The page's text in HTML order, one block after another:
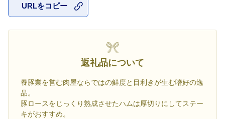
URLをコピー
返礼品について
養豚業を営む肉屋ならではの鮮度と目利きが生む嗜好の逸
品。
豚ロースをじっくり熟成させたハムは厚切りにしてステー
キがおすすめ。